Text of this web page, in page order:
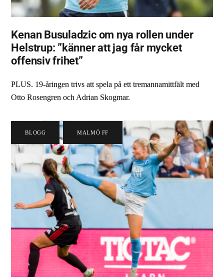
Kenan Busuladzic om nya rollen under
Helstrup: ”känner att jag får mycket
offensiv frihet”
PLUS. 19-åringen trivs att spela på ett tremannamittfält med
Otto Rosengren och Adrian Skogmar.
BLOGG MALMÖ FF